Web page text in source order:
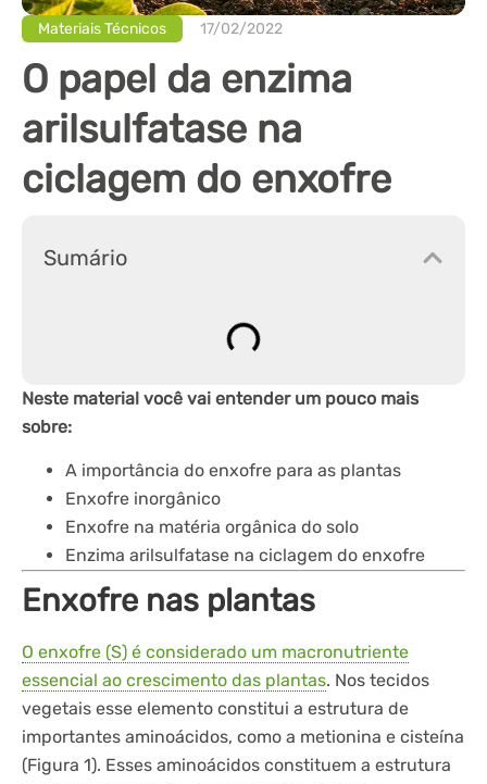
Materiais Técnicos 17/02/2022
O papel da enzima
arilsulfatase na
ciclagem do enxofre
Sumário
Neste material você vai entender um pouco mais
sobre:
A importância do enxofre para as plantas
Enxofre inorgânico
Enxofre na matéria orgânica do solo
Enzima arilsulfatase na ciclagem do enxofre
Enxofre nas plantas
O enxofre (S) é considerado um macronutriente
essencial ao crescimento das plantas. Nos tecidos
vegetais esse elemento constitui a estrutura de
importantes aminoácidos, como a metionina e cisteína
(Figura 1). Esses aminoácidos constituem a estrutura